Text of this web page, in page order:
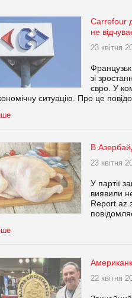
Carrefour
не
23 квітня
зі
євро. У
ситуацію. Про це
В
23 квітня
У партії
виявили
Report.az
22 квітня